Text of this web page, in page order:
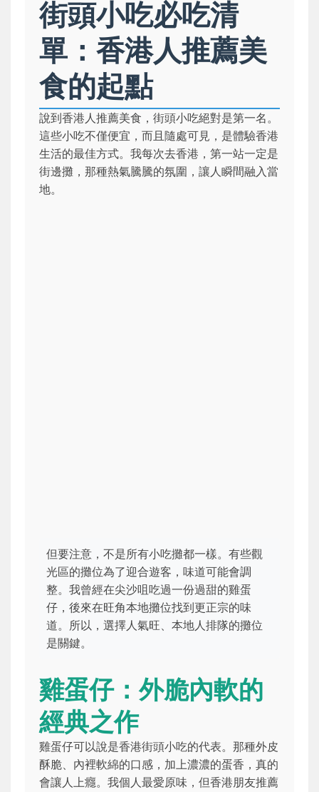
街頭小吃必吃清
單：香港人推薦美
食的起點
說到香港人推薦美食，街頭小吃絕對是第一名。
這些小吃不僅便宜，而且隨處可見，是體驗香港
生活的最佳方式。我每次去香港，第一站一定是
街邊攤，那種熱氣騰騰的氛圍，讓人瞬間融入當
地。
但要注意，不是所有小吃攤都一樣。有些觀
光區的攤位為了迎合遊客，味道可能會調
整。我曾經在尖沙咀吃過一份過甜的雞蛋
仔，後來在旺角本地攤位找到更正宗的味
道。所以，選擇人氣旺、本地人排隊的攤位
是關鍵。
雞蛋仔：外脆內軟的
經典之作
雞蛋仔可以說是香港街頭小吃的代表。那種外皮
酥脆、內裡軟綿的口感，加上濃濃的蛋香，真的
會讓人上癮。我個人最愛原味，但香港朋友推薦